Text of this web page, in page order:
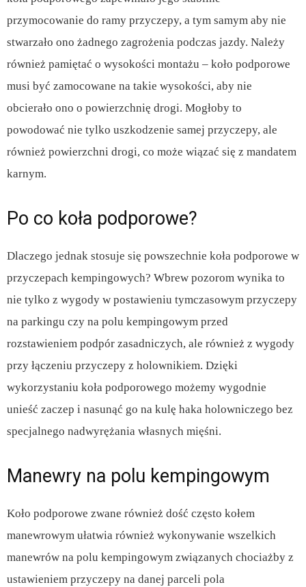
przymocowanie do ramy przyczepy, a tym samym aby nie
stwarzało ono żadnego zagrożenia podczas jazdy. Należy
również pamiętać o wysokości montażu – koło podporowe
musi być zamocowane na takie wysokości, aby nie
obcierało ono o powierzchnię drogi. Mogłoby to
powodować nie tylko uszkodzenie samej przyczepy, ale
również powierzchni drogi, co może wiązać się z mandatem
karnym.
Po co koła podporowe?
Dlaczego jednak stosuje się powszechnie koła podporowe w
przyczepach kempingowych? Wbrew pozorom wynika to
nie tylko z wygody w postawieniu tymczasowym przyczepy
na parkingu czy na polu kempingowym przed
rozstawieniem podpór zasadniczych, ale również z wygody
przy łączeniu przyczepy z holownikiem. Dzięki
wykorzystaniu koła podporowego możemy wygodnie
unieść zaczep i nasunąć go na kulę haka holowniczego bez
specjalnego nadwyrężania własnych mięśni.
Manewry na polu kempingowym
Koło podporowe zwane również dość często kołem
manewrowym ułatwia również wykonywanie wszelkich
manewrów na polu kempingowym związanych chociażby z
ustawieniem przyczepy na danej parceli pola